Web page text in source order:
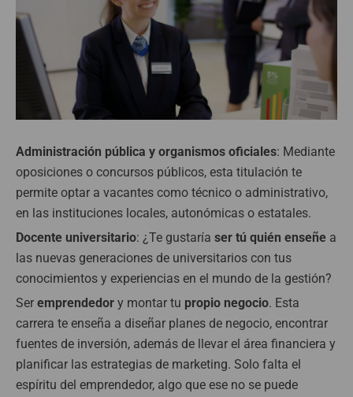
Administración pública y organismos oficiales: Mediante
oposiciones o concursos públicos, esta titulación te
permite optar a vacantes como técnico o administrativo,
en las instituciones locales, autonómicas o estatales.
Docente universitario: ¿Te gustaría ser tú quién enseñe a
las nuevas generaciones de universitarios con tus
conocimientos y experiencias en el mundo de la gestión?
Ser emprendedor y montar tu propio negocio. Esta
carrera te enseña a diseñar planes de negocio, encontrar
fuentes de inversión, además de llevar el área financiera y
planificar las estrategias de marketing. Solo falta el
espíritu del emprendedor, algo que ese no se puede